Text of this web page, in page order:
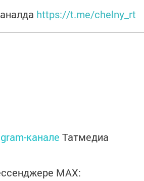
https://t.me/chelny_rt
канале Татмедиа
MАХ: